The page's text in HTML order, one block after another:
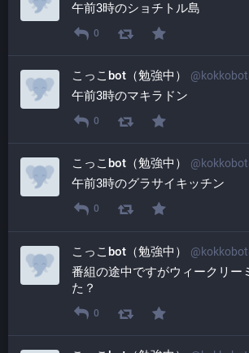
午前3時のショチトル島
0
こっこbot（勉強中） @
午前3時のマキラドン
0
こっこbot（勉強中） @
午前3時のグラサイキッチン
0
こっこbot（勉強中） @
番組の途中ですがウィークリー
た？
0